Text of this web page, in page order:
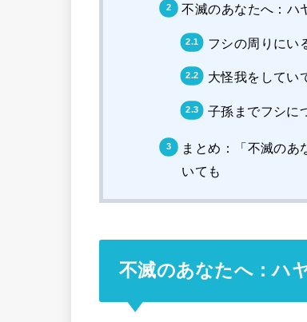
不滅のあなたへ：ハ
フシの周りにい
大怪我をしてい
子孫までフシに
まとめ：「不滅のあ
いても
不滅のあなたへ：ハ